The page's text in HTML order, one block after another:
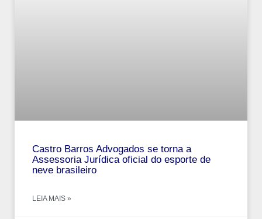
Castro Barros Advogados se torna a
Assessoria Jurídica oficial do esporte de
neve brasileiro
LEIA MAIS »